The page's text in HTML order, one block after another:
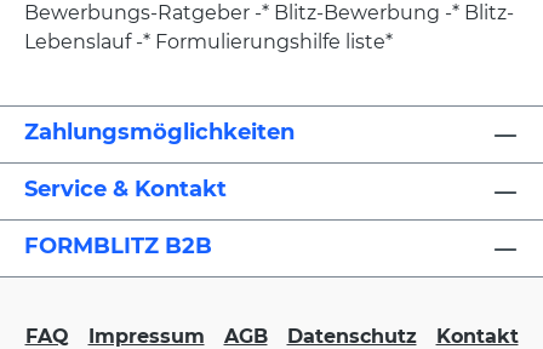
Bewerbungs-Ratgeber -* Blitz-Bewerbung -* Blitz-
Lebenslauf -* Formulierungshilfe liste*
Zahlungsmöglichkeiten
Service & Kontakt
FORMBLITZ B2B
FAQ Impressum AGB Datenschutz Kontakt